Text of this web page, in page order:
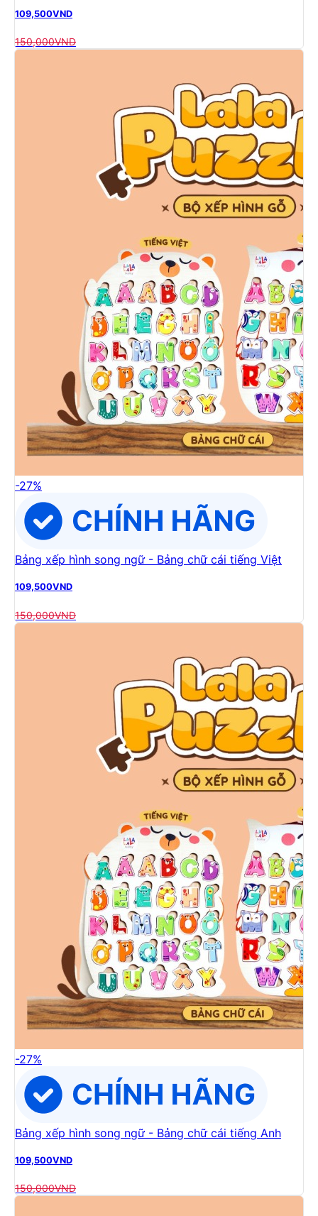
109,500VND
150,000VND
-27%
Bảng xếp hình song ngữ - Bảng chữ cái tiếng Việt
109,500VND
150,000VND
-27%
Bảng xếp hình song ngữ - Bảng chữ cái tiếng Anh
109,500VND
150,000VND